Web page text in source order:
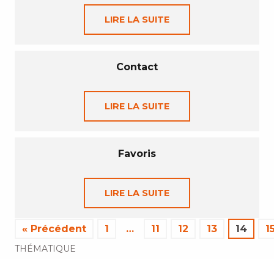
LIRE LA SUITE
Contact
LIRE LA SUITE
Favoris
LIRE LA SUITE
« Précédent 1 … 11 12 13 14
THÉMATIQUE